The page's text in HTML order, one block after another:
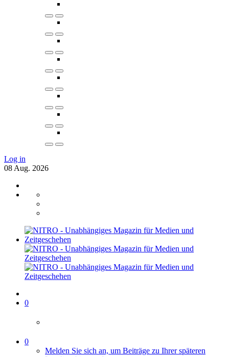
Log in
08 Aug. 2026
0
0
Melden Sie sich an, um Beiträge zu Ihrer späteren